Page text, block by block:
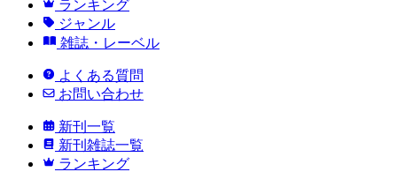
ランキング
ジャンル
雑誌・レーベル
よくある質問
お問い合わせ
新刊一覧
新刊雑誌一覧
ランキング